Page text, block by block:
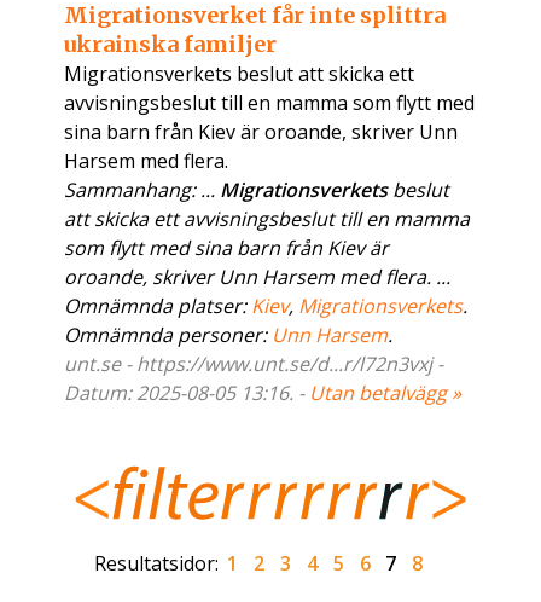
Migrationsverket får inte splittra
ukrainska familjer
Migrationsverkets beslut att skicka ett
avvisningsbeslut till en mamma som flytt med
sina barn från Kiev är oroande, skriver Unn
Harsem med flera.
Sammanhang: ... Migrationsverketsbeslut
att skicka ett avvisningsbeslut till en mamma
som flytt med sina barn från Kiev är
oroande, skriver Unn Harsem med flera. ...
Omnämnda platser:Kiev, Migrationsverkets.
Omnämnda personer: Unn Harsem.
unt.se - https://www.unt.se/d...r/l72n3vxj -
Datum: 2025-08-05 13:16. - Utan betalvägg »
Resultatsidor: 1 2 3 4 5 6 7 8